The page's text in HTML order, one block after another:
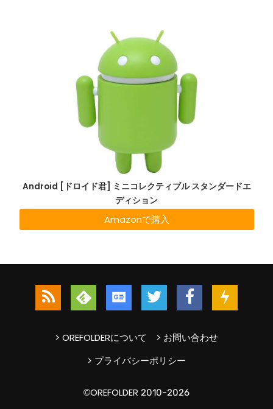
Android [ドロイド君] ミニコレクティブル スタンダードエ
ディション
Amazonで購入
> OREFOLDERについて
> お問い合わせ
> プライバシーポリシー
©OREFOLDER 2010-2026